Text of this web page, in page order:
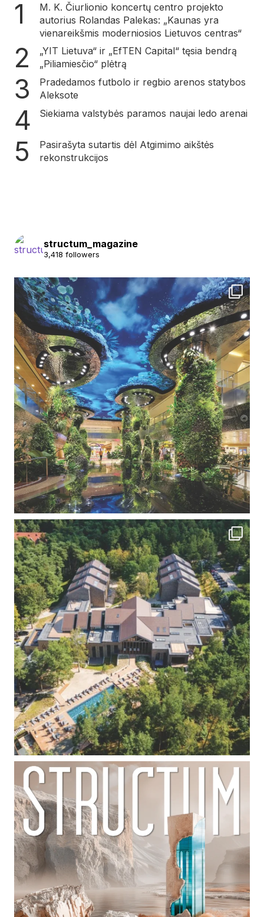
M. K. Čiurlionio koncertų centro projekto
autorius Rolandas Palekas: „Kaunas yra
vienareikšmis moderniosios Lietuvos centras“
„YIT Lietuva“ ir „EfTEN Capital“ tęsia bendrą
„Piliamiesčio“ plėtrą
Pradedamos futbolo ir regbio arenos statybos
Aleksote
Siekiama valstybės paramos naujai ledo arenai
Pasirašyta sutartis dėl Atgimimo aikštės
rekonstrukcijos
structum_magazine
3,418 followers